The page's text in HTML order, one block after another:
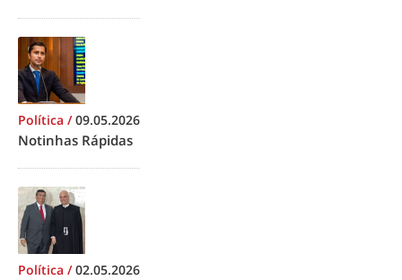
Política /09.05.2026
Notinhas Rápidas
Política /02.05.2026